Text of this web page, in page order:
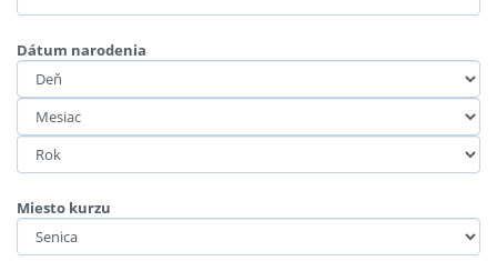
Dátum narodenia
Miesto kurzu